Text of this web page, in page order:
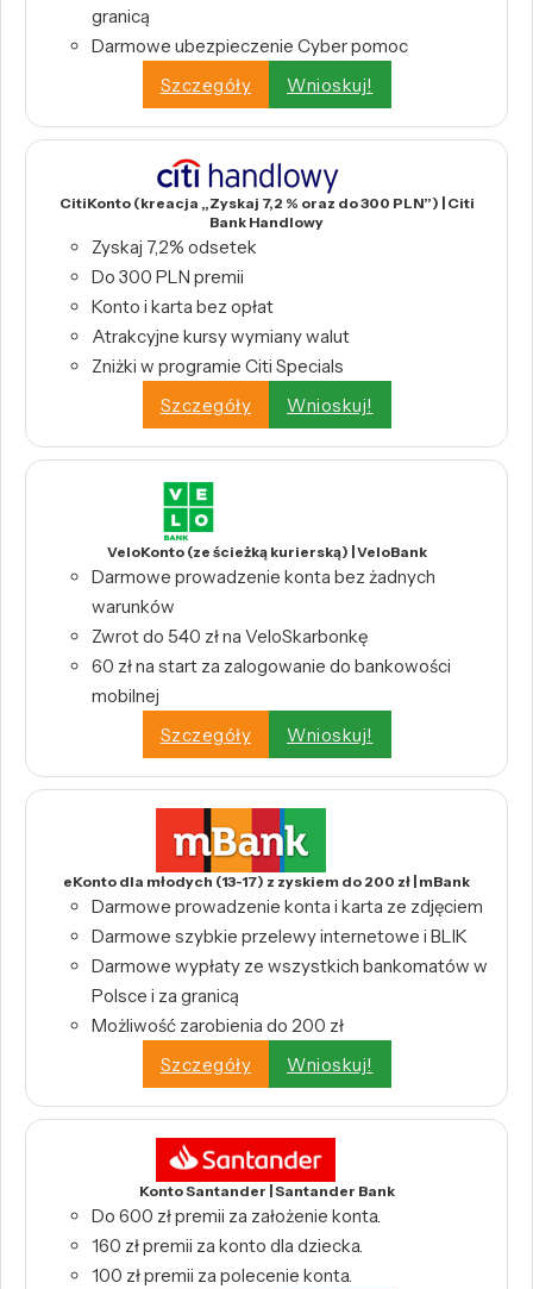
granicą
Darmowe ubezpieczenie Cyber pomoc
Szczegóły
Wnioskuj!
CitiKonto (kreacja „Zyskaj 7,2 % oraz do 300 PLN”) | Citi
Bank Handlowy
Zyskaj 7,2% odsetek
Do 300 PLN premii
Konto i karta bez opłat
Atrakcyjne kursy wymiany walut
Zniżki w programie Citi Specials
Szczegóły
Wnioskuj!
VeloKonto (ze ścieżką kurierską) | VeloBank
Darmowe prowadzenie konta bez żadnych
warunków
Zwrot do 540 zł na VeloSkarbonkę
60 zł na start za zalogowanie do bankowości
mobilnej
Szczegóły
Wnioskuj!
eKonto dla młodych (13-17) z zyskiem do 200 zł | mBank
Darmowe prowadzenie konta i karta ze zdjęciem
Darmowe szybkie przelewy internetowe i BLIK
Darmowe wypłaty ze wszystkich bankomatów w
Polsce i za granicą
Możliwość zarobienia do 200 zł
Szczegóły
Wnioskuj!
Konto Santander | Santander Bank
Do 600 zł premii za założenie konta.
160 zł premii za konto dla dziecka.
100 zł premii za polecenie konta.